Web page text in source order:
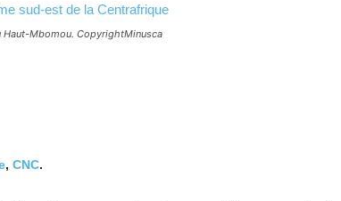
Haut-Mbomou. CopyrightMinusca
, CNC.